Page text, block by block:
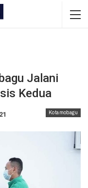
Jalani
Kedua
Kotamobagu